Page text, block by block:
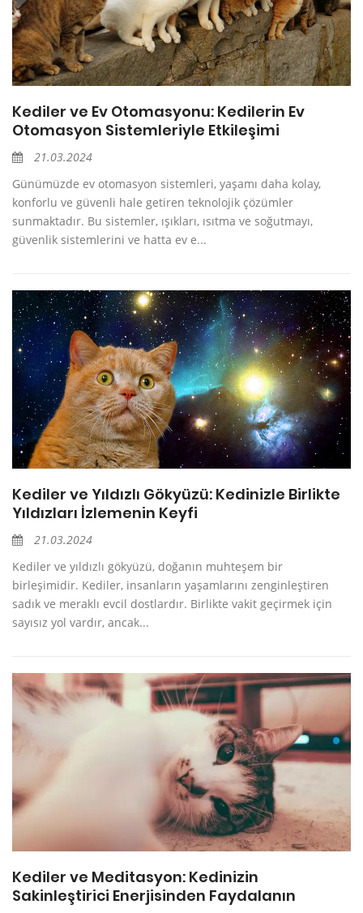
Kediler ve Ev Otomasyonu: Kedilerin Ev
Otomasyon Sistemleriyle Etkileşimi
21.03.2024
Günümüzde ev otomasyon sistemleri, yaşamı daha kolay,
konforlu ve güvenli hale getiren teknolojik çözümler
sunmaktadır. Bu sistemler, ışıkları, ısıtma ve soğutmayı,
güvenlik sistemlerini ve hatta ev e...
Kediler ve Yıldızlı Gökyüzü: Kedinizle Birlikte
Yıldızları İzlemenin Keyfi
21.03.2024
Kediler ve yıldızlı gökyüzü, doğanın muhteşem bir
birleşimidir. Kediler, insanların yaşamlarını zenginleştiren
sadık ve meraklı evcil dostlardır. Birlikte vakit geçirmek için
sayısız yol vardır, ancak...
Kediler ve Meditasyon: Kedinizin
Sakinleştirici Enerjisinden Faydalanın